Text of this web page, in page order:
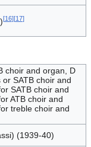
[16][17]
choir and organ, D
SATB choir and
SATB choir and
ATB choir and
treble choir and
(1939-40)